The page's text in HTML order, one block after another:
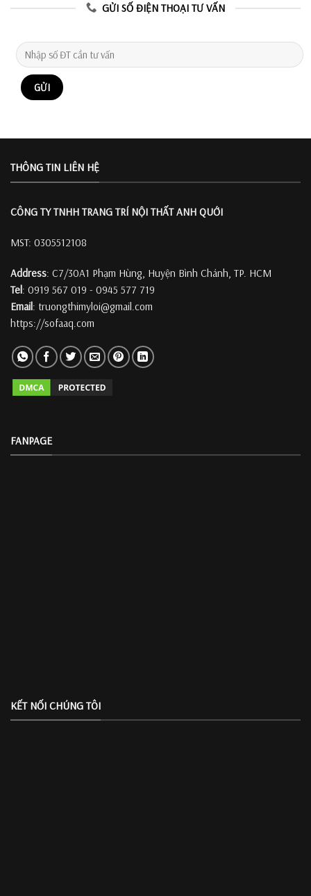
GỬI SỐ ĐIỆN THOẠI TƯ VẤN
THÔNG TIN LIÊN HỆ
CÔNG TY TNHH TRANG TRÍ NỘI THẤT ANH QUỚI
MST: 0305512108
Address: C7/30A1 Phạm Hùng, Huyện Bình Chánh, TP. HCM
Tel : 0919 567 019 - 0945 577 719
Email : truongthimyloi@gmail.com
https://sofaaq.com
FANPAGE
KẾT NỐI CHÚNG TÔI